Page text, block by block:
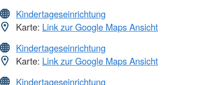
Kindertageseinrichtung
Karte: Link zur Google Maps Ansicht
Kindertageseinrichtung
Karte: Link zur Google Maps Ansicht
Kindertageseinrichtung